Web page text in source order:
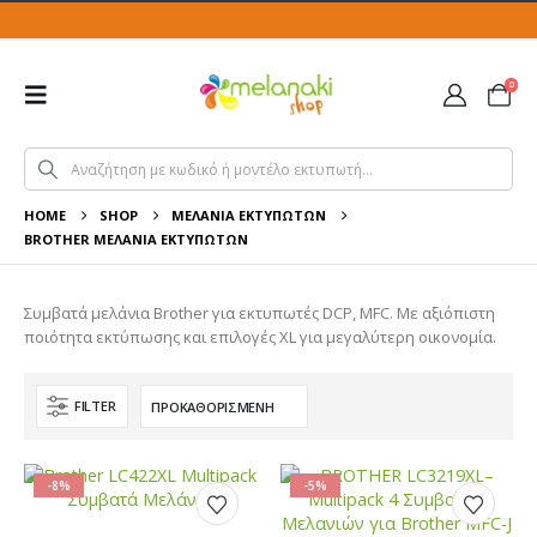
0
HOME SHOP
ΜΕΛΆΝΙΑ ΕΚΤΥΠΩΤΏΝ
BROTHER ΜΕΛΆΝΙΑ ΕΚΤΥΠΩΤΏΝ
Συμβατά μελάνια Brother για εκτυπωτές DCP, MFC. Με αξιόπιστη
ποιότητα εκτύπωσης και επιλογές XL για μεγαλύτερη οικονομία.
FILTER
-8% -5%